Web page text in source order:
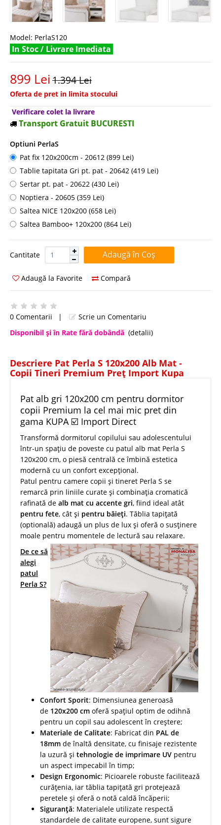
Model: PerlaS120
In Stoc / Livrare Imediata
899 Lei1.394 Lei
Oferta de pret in limita stocului
Verificare colet la livrare
Transport Gratuit BUCURESTI
Optiuni PerlaS
Pat fix 120x200cm - 20612 (899 Lei)
Tablie tapitata Gri pt. pat - 20642 (419 Lei)
Sertar pt. pat - 20622 (430 Lei)
Noptiera - 20605 (359 Lei)
Saltea NICE 120x200 (658 Lei)
Saltea Bamboo+ 120x200 (864 Lei)
Cantitate Cantitate:
Adaugă la Favorite Compară
0 Comentarii |
Scrie un Comentariu
Disponibil şi în Rate fără dobândă (detalii)
Descriere Pat Perla S 120x200 Alb Mat -
Copii Tineri Premium Preț Import Kupa
Pat alb gri 120x200 cm pentru dormitor
copii Premium la cel mai mic pret din
gama KUPA ☑️ Import Direct
Transformă dormitorul copilului sau adolescentului
într-un spațiu de poveste cu patul alb mat Perla S
120x200 cm, o piesă centrală ce îmbină estetica
modernă cu un confort excepțional.
Patul pentru camere copii și tineret Perla S se
remarcă prin liniile curate și combinația cromatică
rafinată de alb mat cu accente gri, fiind ideal atât
pentru fete, cât și pentru băieți. Tăblia tapițată
(optională) adaugă un plus de lux și oferă o susținere
moale pentru momentele de lectură sau relaxare.
De ce să
alegi
patul
Perla S?
Confort Sporit: Dimensiunea generoasă
de 120x200 cm oferă spațiul optim de odihnă
pentru un copil sau adolescent în creștere;
Materiale de Calitate: Fabricat din PAL de
18mm de înaltă densitate, cu finisaje rezistente
la uzură și tehnologie de imprimare UV pentru
un aspect impecabil în timp;
Design Ergonomic: Picioarele robuste facilitează
curățenia, iar tăblia tapițată gri protejează
peretele și oferă o notă caldă încăperii;
Siguranță: Materialele utilizate respectă
standardele de calitate europene, sunt sigure